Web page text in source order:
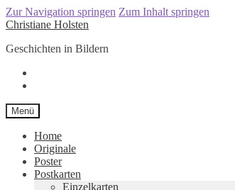
Zur Navigation springen Zum Inhalt springen
Christiane Holsten
Geschichten in Bildern
Menü
Home
Originale
Poster
Postkarten
Einzelkarten